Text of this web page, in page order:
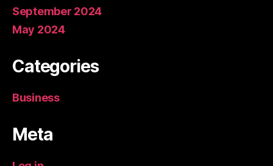
September 2024
May 2024
Categories
Business
Meta